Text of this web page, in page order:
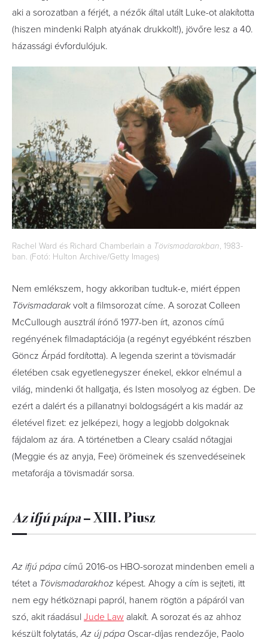
aki a sorozatban a férjét, a nézők által utált Luke-ot alakította
(hiszen mindenki Ralph atyának drukkolt!), jövőre lesz a 40.
házassági évfordulójuk.
Rachel Ward és Richard Chamberlain a Tövismadarakban, 1983-
ban. (Fotó: Hulton Archive/Getty Images)
Nem emlékszem, hogy akkoriban tudtuk-e, miért éppen
Tövismadarakvolt a filmsorozat címe. A sorozat Colleen
McCullough ausztrál írónő 1977-ben írt, azonos című
regényének filmadaptációja (a regényt egyébként részben
Göncz Árpád fordította). A legenda szerint a tövismadár
életében csak egyetlenegyszer énekel, ekkor elnémul a
világ, mindenki őt hallgatja, és Isten mosolyog az égben. De
ezért a dalért és a pillanatnyi boldogságért a kis madár az
életével fizet: ez jelképezi, hogy a legjobb dolgoknak
fájdalom az ára. A történetben a Cleary család nőtagjai
(Meggie és az anyja, Fee) örömeinek és szenvedéseinek
metaforája a tövismadár sorsa.
Az ifjú pápa– XIII. Piusz
Az ifjú pápa című 2016-os HBO-sorozat mindenben emeli a
tétet a Tövismadarakhoz képest. Ahogy a cím is sejteti, itt
nem egy hétköznapi papról, hanem rögtön a pápáról van
szó, akit ráadásul Jude Law alakít. A sorozat és az ahhoz
készült folytatás,Az új pápa Oscar-díjas rendezője, Paolo